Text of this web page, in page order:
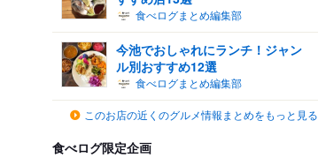
食べログまとめ編集部
今池でおしゃれにランチ！ジャン
ル別おすすめ12選
食べログまとめ編集部
このお店の近くのグルメ情報まとめをもっと見る
食べログ限定企画